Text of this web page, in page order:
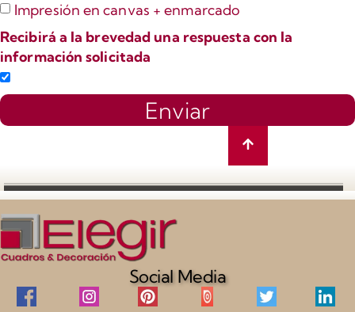
Impresión en canvas + enmarcado
Recibirá a la brevedad una respuesta con la
información solicitada
Enviar
Social Media